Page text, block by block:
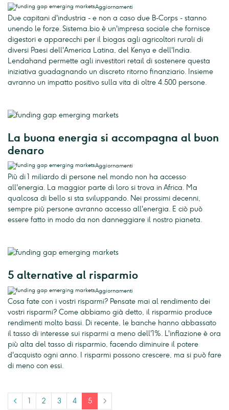
Aggiornamenti
Due capitani d'industria - e non a caso due B-Corps - stanno
unendo le forze. Sistema.bio è un'impresa sociale che fornisce
digestori e apparecchi per il biogas agli agricoltori rurali di
diversi Paesi dell'America Latina, del Kenya e dell'India.
Lendahand permette agli investitori retail di sostenere questa
iniziativa guadagnando un discreto ritorno finanziario. Insieme
avranno un impatto positivo sulla vita di oltre 4.500 persone.
La buona energia si accompagna al buon
denaro
Aggiornamenti
Più di 1 miliardo di persone nel mondo non ha accesso
all'energia. La maggior parte di loro si trova in Africa. Ma
qualcosa di bello si sta sviluppando. Nei prossimi decenni,
sempre più persone avranno accesso all'energia. E ciò può
essere fatto in modo da non danneggiare il nostro pianeta.
5 alternative al risparmio
Aggiornamenti
Cosa fate con i vostri risparmi? Pensate mai al rendimento dei
vostri risparmi? Come abbiamo già detto, il risparmio produce
rendimenti molto bassi. Di recente, le banche hanno abbassato
il tasso di interesse sui risparmi a meno dell'1%. L'inflazione è ora
più alta del tasso di risparmio, facendo diminuire il potere
d'acquisto ogni anno. I risparmi possono crescere, ma si può fare
di meno con essi.
< 1 2 3 4 5 >